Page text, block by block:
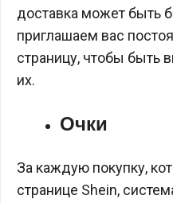
доставка может быть
приглашаем вас
страницу, чтобы быть
их.
Очки
За каждую покупку,
странице Shein,